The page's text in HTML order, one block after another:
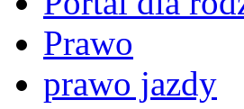
Prawo
prawo jazdy